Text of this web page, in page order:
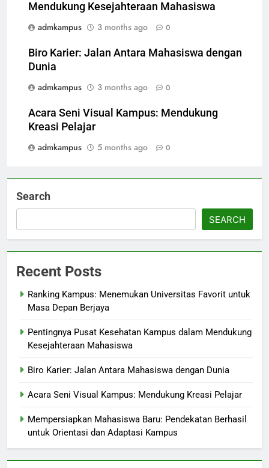
Mendukung Kesejahteraan Mahasiswa
admkampus
3 months ago 0
Biro Karier: Jalan Antara Mahasiswa dengan
Dunia
admkampus
3 months ago 0
Acara Seni Visual Kampus: Mendukung
Kreasi Pelajar
admkampus
5 months ago 0
Search
SEARCH
Recent Posts
Ranking Kampus: Menemukan Universitas Favorit untuk
Masa Depan Berjaya
Pentingnya Pusat Kesehatan Kampus dalam Mendukung
Kesejahteraan Mahasiswa
Biro Karier: Jalan Antara Mahasiswa dengan Dunia
Acara Seni Visual Kampus: Mendukung Kreasi Pelajar
Mempersiapkan Mahasiswa Baru: Pendekatan Berhasil
untuk Orientasi dan Adaptasi Kampus